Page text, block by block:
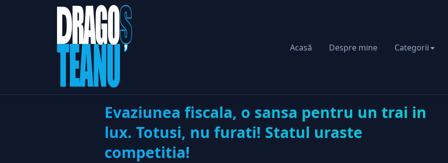
Acasă Despre mine Categorii
Home
Evaziunea fiscala, o sansa pentru un trai in
lux. Totusi, nu furati! Statul uraste
competitia!